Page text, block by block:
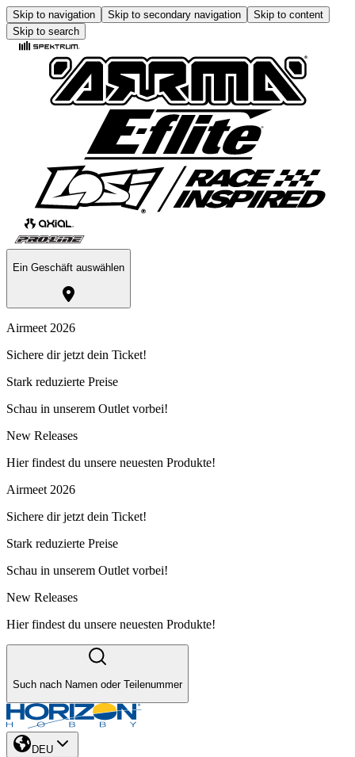
Skip to navigation Skip to secondary navigation
Skip to content
Skip to search
Ein Geschäft auswählen
Airmeet 2026
Sichere dir jetzt dein Ticket!
Stark reduzierte Preise
Schau in unserem Outlet vorbei!
New Releases
Hier findest du unsere neuesten Produkte!
Airmeet 2026
Sichere dir jetzt dein Ticket!
Stark reduzierte Preise
Schau in unserem Outlet vorbei!
New Releases
Hier findest du unsere neuesten Produkte!
Such nach Namen oder Teilenummer
DEU